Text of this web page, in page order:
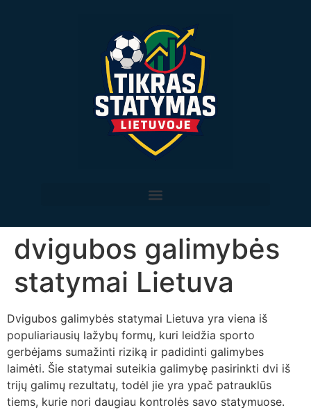
dvigubos galimybės
statymai Lietuva
Dvigubos galimybės statymai Lietuva yra viena iš
populiariausių lažybų formų, kuri leidžia sporto
gerbėjams sumažinti riziką ir padidinti galimybes
laimėti. Šie statymai suteikia galimybę pasirinkti dvi iš
trijų galimų rezultatų, todėl jie yra ypač patrauklūs
tiems, kurie nori daugiau kontrolės savo statymuose.